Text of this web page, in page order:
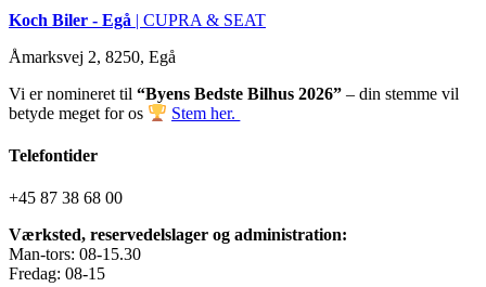
Koch Biler - Egå | CUPRA & SEAT
Åmarksvej 2, 8250, Egå
Vi er nomineret til “Byens Bedste Bilhus 2026” – din stemme vil
betyde meget for os
Stem her.
Telefontider
+45 87 38 68 00
Værksted, reservedelslager og administration:
Man-tors: 08-15.30
Fredag: 08-15